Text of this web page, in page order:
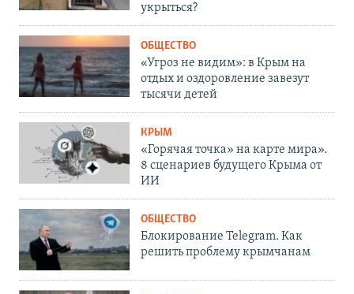
укрыться?
ОБЩЕСТВО
«Угроз не видим»: в Крым на
отдых и оздоровление завезут
тысячи детей
КРЫМ
«Горячая точка» на карте мира».
8 сценариев будущего Крыма от
ИИ
ОБЩЕСТВО
Блокирование Telegram. Как
решить проблему крымчанам